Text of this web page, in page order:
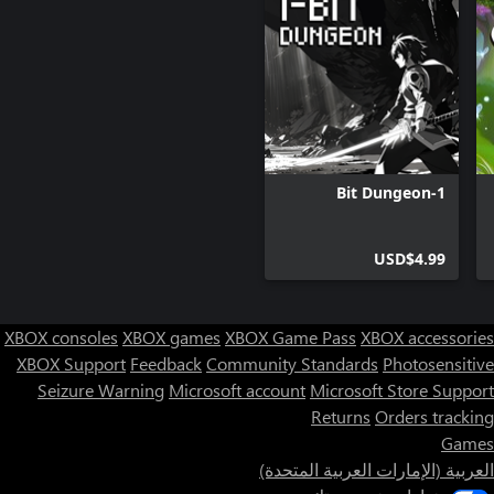
1-Bit Dungeon
USD$4.99
XBOX consoles XBOX games XBOX Game Pass XBOX accessories
XBOX Support FeedbackCommunity Standards Photosensitive
Seizure Warning Microsoft account Microsoft Store Support
Returns Orders tracking
Games
العربية (الإمارات العربية المتحدة)